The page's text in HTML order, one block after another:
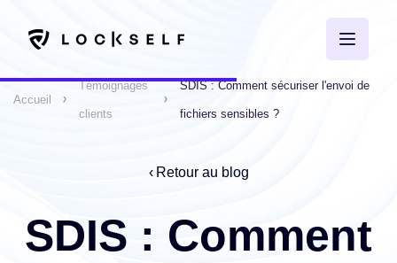
Accueil
Témoignages
clients
SDIS : Comment sécuriser l'envoi de
fichiers sensibles ?
Retour au blog
SDIS : Comment